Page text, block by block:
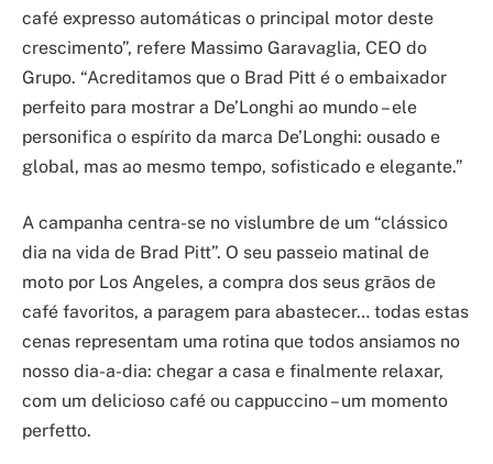
café expresso automáticas o principal motor deste
crescimento”, refere Massimo Garavaglia, CEO do
Grupo. “Acreditamos que o Brad Pitt é o embaixador
perfeito para mostrar a De’Longhi ao mundo – ele
personifica o espírito da marca De’Longhi: ousado e
global, mas ao mesmo tempo, sofisticado e elegante.”
A campanha centra-se no vislumbre de um “clássico
dia na vida de Brad Pitt”. O seu passeio matinal de
moto por Los Angeles, a compra dos seus grãos de
café favoritos, a paragem para abastecer… todas estas
cenas representam uma rotina que todos ansiamos no
nosso dia-a-dia: chegar a casa e finalmente relaxar,
com um delicioso café ou cappuccino – um momento
perfetto.